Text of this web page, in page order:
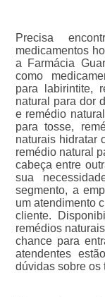
Precisa
medicamentos
a Farmácia
como
para labirintite,
natural para dor
e remédio
para tosse,
naturais hidratar
remédio natural
cabeça entre
sua
segmento, a
um atendimento
cliente.
remédios
chance para
atendentes
dúvidas sobre os